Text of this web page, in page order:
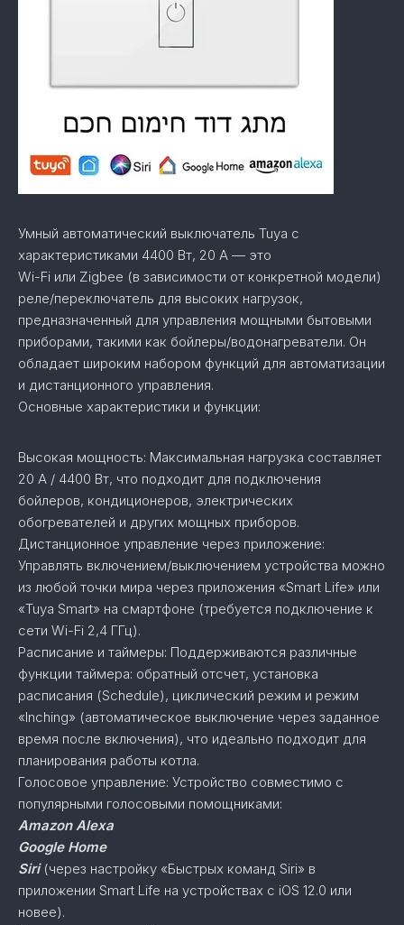
Умный автоматический выключатель Tuya с
характеристиками 4400 Вт, 20 А — это
Wi-Fi или Zigbee (в зависимости от конкретной модели)
реле/переключатель для высоких нагрузок,
предназначенный для управления мощными бытовыми
приборами, такими как бойлеры/водонагреватели. Он
обладает широким набором функций для автоматизации
и дистанционного управления.
Основные характеристики и функции:
Высокая мощность: Максимальная нагрузка составляет
20 А / 4400 Вт, что подходит для подключения
бойлеров, кондиционеров, электрических
обогревателей и других мощных приборов.
Дистанционное управление через приложение:
Управлять включением/выключением устройства можно
из любой точки мира через приложения «Smart Life» или
«Tuya Smart» на смартфоне (требуется подключение к
сети Wi-Fi 2,4 ГГц).
Расписание и таймеры: Поддерживаются различные
функции таймера: обратный отсчет, установка
расписания (Schedule), циклический режим и режим
«Inching» (автоматическое выключение через заданное
время после включения), что идеально подходит для
планирования работы котла.
Голосовое управление: Устройство совместимо с
популярными голосовыми помощниками:
Amazon Alexa
Google Home
Siri(через настройку «Быстрых команд Siri» в
приложении Smart Life на устройствах с iOS 12.0 или
новее).